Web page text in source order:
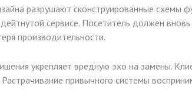
разрушают сконструированные схемы
сервисе. Посетитель должен
производительности.
укрепляет вредную эхо на замены.
привычного системы